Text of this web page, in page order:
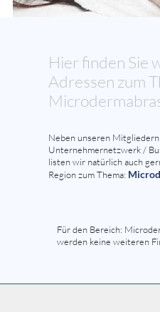
Hier finden Sie
Adressen zum
Neben unseren
Unternehmernetzwerk /
listen wir natürlich auch
Region zum Thema:
Für den Bereich:
werden keine weiteren